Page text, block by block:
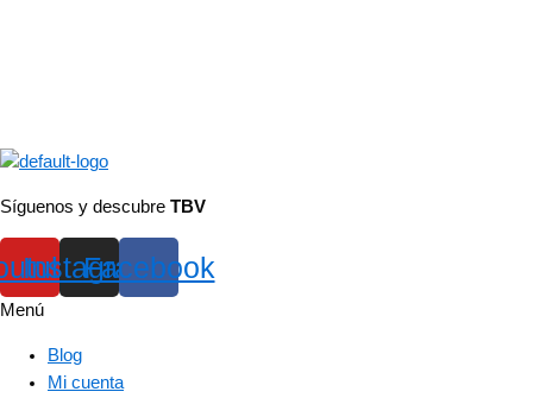
Síguenos y descubre TBV
Instagram
Facebook
Menú
Blog
Mi cuenta